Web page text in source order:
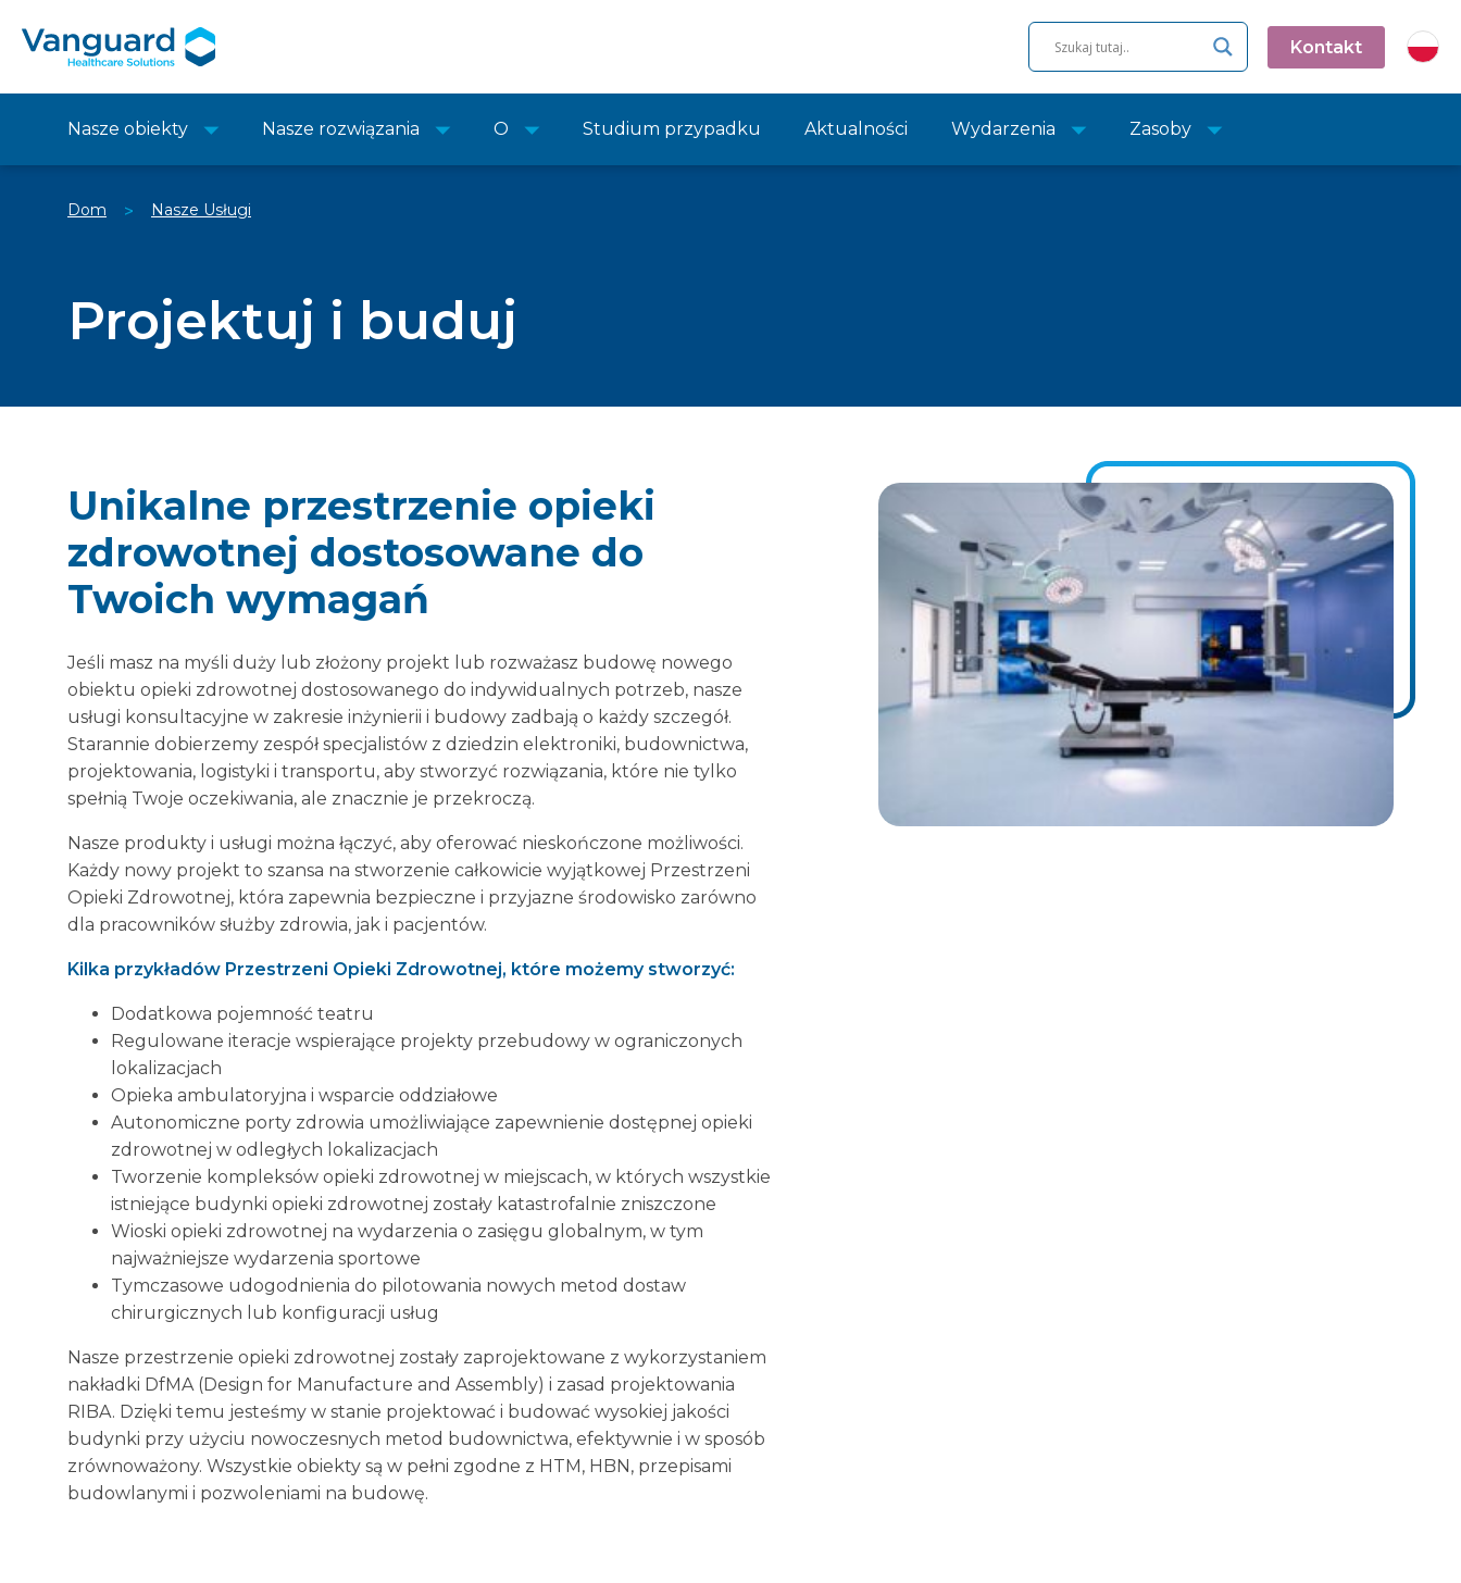
Kontakt
Nasze obiekty Nasze rozwiązania O Studium przypadku Aktualności Wydarzenia Zasoby
Dom > Nasze Usługi
Projektuj i buduj
Unikalne przestrzenie opieki
zdrowotnej dostosowane do
Twoich wymagań
Jeśli masz na myśli duży lub złożony projekt lub rozważasz budowę nowego
obiektu opieki zdrowotnej dostosowanego do indywidualnych potrzeb, nasze
usługi konsultacyjne w zakresie inżynierii i budowy zadbają o każdy szczegół.
Starannie dobierzemy zespół specjalistów z dziedzin elektroniki, budownictwa,
projektowania, logistyki i transportu, aby stworzyć rozwiązania, które nie tylko
spełnią Twoje oczekiwania, ale znacznie je przekroczą.
Nasze produkty i usługi można łączyć, aby oferować nieskończone możliwości.
Każdy nowy projekt to szansa na stworzenie całkowicie wyjątkowej Przestrzeni
Opieki Zdrowotnej, która zapewnia bezpieczne i przyjazne środowisko zarówno
dla pracowników służby zdrowia, jak i pacjentów.
Kilka przykładów Przestrzeni Opieki Zdrowotnej, które możemy stworzyć:
Dodatkowa pojemność teatru
Regulowane iteracje wspierające projekty przebudowy w ograniczonych
lokalizacjach
Opieka ambulatoryjna i wsparcie oddziałowe
Autonomiczne porty zdrowia umożliwiające zapewnienie dostępnej opieki
zdrowotnej w odległych lokalizacjach
Tworzenie kompleksów opieki zdrowotnej w miejscach, w których wszystkie
istniejące budynki opieki zdrowotnej zostały katastrofalnie zniszczone
Wioski opieki zdrowotnej na wydarzenia o zasięgu globalnym, w tym
najważniejsze wydarzenia sportowe
Tymczasowe udogodnienia do pilotowania nowych metod dostaw
chirurgicznych lub konfiguracji usług
Nasze przestrzenie opieki zdrowotnej zostały zaprojektowane z wykorzystaniem
nakładki DfMA (Design for Manufacture and Assembly) i zasad projektowania
RIBA. Dzięki temu jesteśmy w stanie projektować i budować wysokiej jakości
budynki przy użyciu nowoczesnych metod budownictwa, efektywnie i w sposób
zrównoważony. Wszystkie obiekty są w pełni zgodne z HTM, HBN, przepisami
budowlanymi i pozwoleniami na budowę.